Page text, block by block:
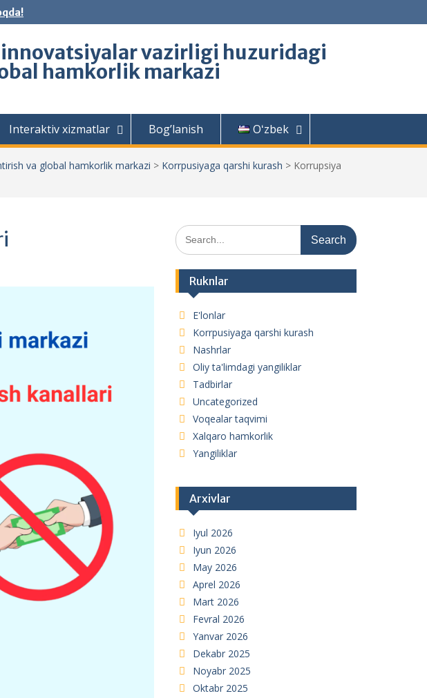
innovatsiyalar vazirligi huzuridagi
hamkorlik markazi
Interaktiv xizmatlar Bog’lanish Oʻzbek
va global hamkorlik markazi > Korrpusiyaga qarshi kurash > Korrupsiya
Search
for:
Ruknlar
E'lonlar
Korrpusiyaga qarshi kurash
Nashrlar
Oliy ta'limdagi yangiliklar
Tadbirlar
Uncategorized
Voqealar taqvimi
Xalqaro hamkorlik
Yangiliklar
Arxivlar
Iyul 2026
Iyun 2026
May 2026
Aprel 2026
Mart 2026
Fevral 2026
Yanvar 2026
Dekabr 2025
Noyabr 2025
Oktabr 2025